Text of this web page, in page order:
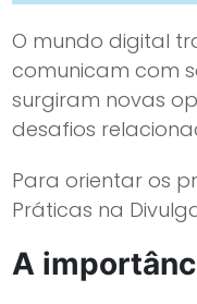
O mundo digital
comunicam com
surgiram novas
desafios
Para orientar os
Práticas na
A